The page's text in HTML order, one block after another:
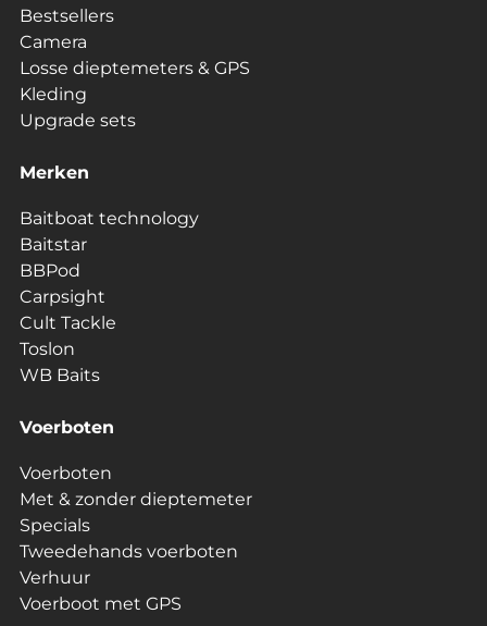
Bestsellers
Camera
Losse dieptemeters & GPS
Kleding
Upgrade sets
Merken
Baitboat technology
Baitstar
BBPod
Carpsight
Cult Tackle
Toslon
WB Baits
Voerboten
Voerboten
Met & zonder dieptemeter
Specials
Tweedehands voerboten
Verhuur
Voerboot met GPS